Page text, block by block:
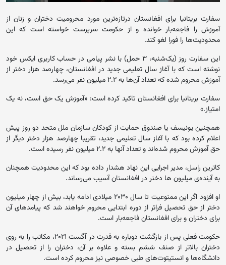
سفارت بریتانیا برای افغانستان درتازه‌ترین مورد محرومیت دختران و زنان از
آموزش را فاجعه‌‌بار خوانده و از حکومت سرپرست خواسته است که این
محدودیت‌ها را فورا لغو کند.
این سفارت روز (یک‌شنبه، ۳ حمل) با نشر پیامی در حساب کاربری ایکس خود
نوشته است که با آغاز سال تعلیمی جدید در افغانستان، چهارصد هزار دختر از
آموزش محروم شده که تعداد آن‌ها به ۲.۲ میلیون نفر می‌رسد.
سفارت بریتانیا برای افغانستان تاکید کرده است: «آموزش یک حق است، نه یک
امتیاز.»
همچنین یونیسف یا صندوق حمایت از کودکان سازمان ملل متحد دو روز پیش
اعلام کرده بود که با آغاز سال تعلیمی جدید، تقریبا چهارصد هزار دختر دیگر از
حق آموزش محروم شده‌اند و تعداد آنها به ۲.۲ میلیون نفر رسیده است.
کاترین راسل، مدیر اجرایی این نهاد هشدار داده بود که این محدودیت همچنان
به آینده‌ی میلیون ها دختر در افغانستان آسیب می‌رساند.
او افزود ​​اگر این ممنوعیت تا سال ۲۰۳۰ میلادی ادامه یابد، بیش از چهار میلیون
دختر از حق تحصیل فراتر از دوره ابتدایی محروم خواهند شد که پیامدهای آن
برای دختران و برای افغانستان فاجعه‌بار است.
حکومت فعلی پس از بازگشت دوباره به قدرت در آگست ۲۰۲۱، مکاتب را به روی
دختران بالاتر از صنف ششم بسته و علاوه بر آن، دختران را از تحصیل در
دانشگاه‌ها و انستیتوت‌های طبی خصوصی نیز محروم کرده است.